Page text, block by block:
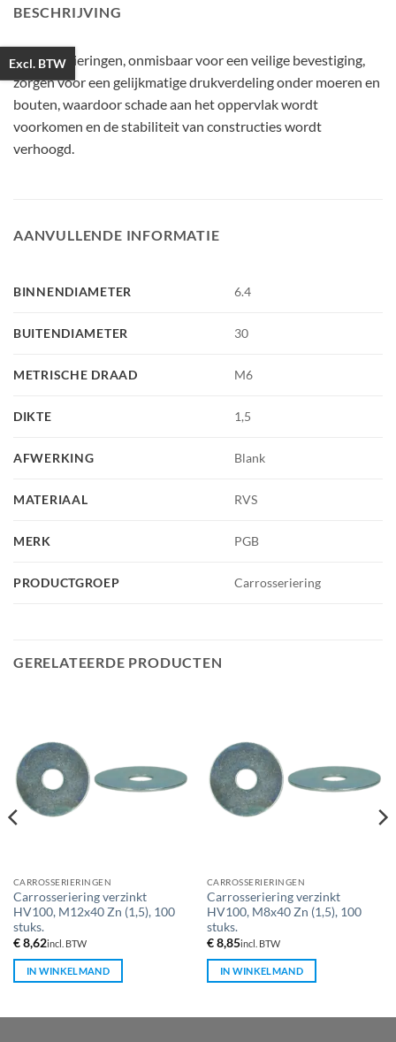
BESCHRIJVING
Carrosserieringen, onmisbaar voor een veilige bevestiging,
zorgen voor een gelijkmatige drukverdeling onder moeren en
bouten, waardoor schade aan het oppervlak wordt
voorkomen en de stabiliteit van constructies wordt
verhoogd.
AANVULLENDE INFORMATIE
BINNENDIAMETER 6.4
BUITENDIAMETER 30
METRISCHE DRAAD M6
DIKTE 1,5
AFWERKING Blank
MATERIAAL RVS
MERK PGB
PRODUCTGROEP Carrosseriering
GERELATEERDE PRODUCTEN
CARROSSERIERINGEN
Carrosseriering verzinkt
HV100, M12x40 Zn (1,5), 100
stuks.
€8,62incl. BTW
IN WINKELMAND
CARROSSERIERINGEN
Carrosseriering verzinkt
HV100, M8x40 Zn (1,5), 100
stuks.
€8,85incl. BTW
IN WINKELMAND
Excl. BTW